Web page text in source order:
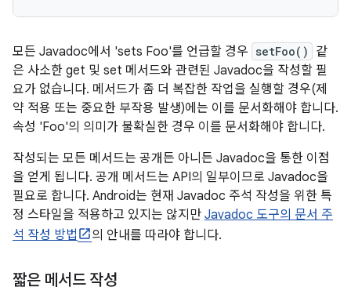
모든 Javadoc에서 'sets Foo'를 언급할 경우 setFoo()
같
은 사소한 get 및 set 메서드와 관련된 Javadoc을 작성할 필
요가 없습니다. 메서드가 좀 더 복잡한 작업을 실행할 경우(제
약 적용 또는 중요한 부작용 발생)에는 이를 문서화해야 합니다.
속성 'Foo'의 의미가 불확실한 경우 이를 문서화해야 합니다.
작성되는 모든 메서드는 공개든 아니든 Javadoc을 통한 이점
을 얻게 됩니다. 공개 메서드는 API의 일부이므로 Javadoc을
필요로 합니다. Android는 현재 Javadoc 주석 작성을 위한 특
정 스타일을 적용하고 있지는 않지만 Javadoc 도구의 문서 주
석 작성 방법
의 안내를 따라야 합니다.
짧은 메서드 작성